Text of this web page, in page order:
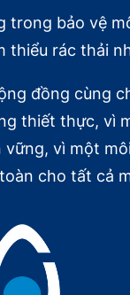
rác
nhìn
nhận
bảo
vững.
binh-xanh-
nhua-
trong bảo vệ
thiểu rác thải
đồng cùng
thiết thực, vì
vững, vì một
cho tất cả